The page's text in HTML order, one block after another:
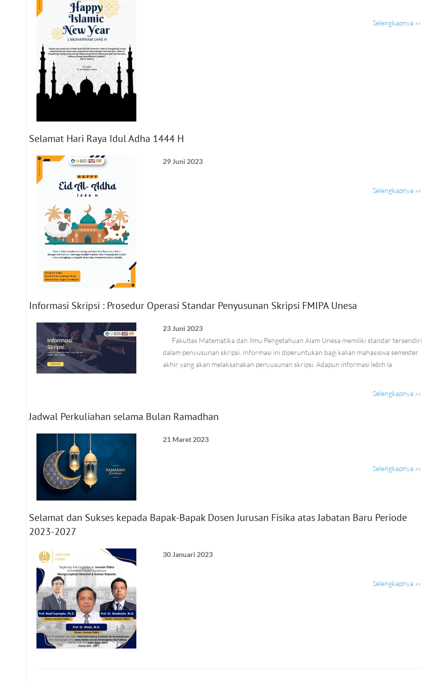
Selengkapnya »»
Selamat Hari Raya Idul Adha 1444 H
29 Juni 2023
Selengkapnya »»
Informasi Skripsi : Prosedur Operasi Standar Penyusunan Skripsi FMIPA Unesa
23 Juni 2023
Fakultas Matematika dan Ilmu Pengetahuan Alam Unesa memiliki standar tersendiri
dalam penyusunan skripsi. Informasi ini diperuntukan bagi kalian mahasiswa semester
akhir yang akan melaksanakan penyusunan skripsi. Adapun informasi lebih la
Selengkapnya »»
Jadwal Perkuliahan selama Bulan Ramadhan
21 Maret 2023
Selengkapnya »»
Selamat dan Sukses kepada Bapak-Bapak Dosen Jurusan Fisika atas Jabatan Baru Periode
2023-2027
30 Januari 2023
Selengkapnya »»